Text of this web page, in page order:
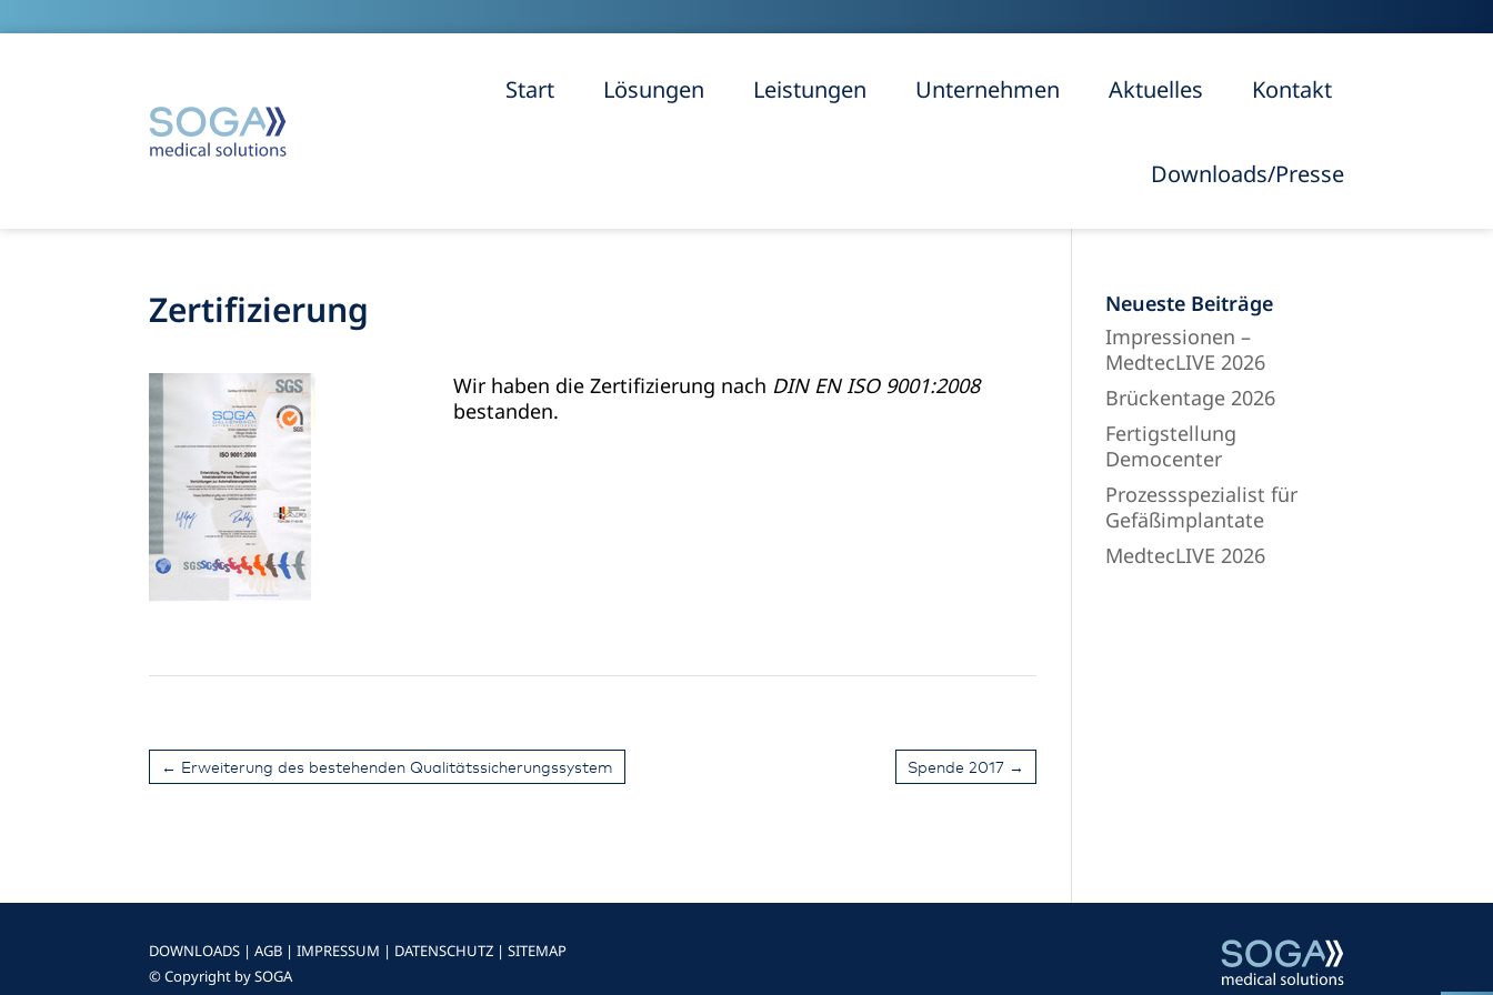
Start Lösungen Leistungen Unternehmen Aktuelles Kontakt
Downloads/Presse
Zertifizierung
Wir haben die Zertifizierung nach DIN EN ISO 9001:2008
bestanden.
← Erweiterung des bestehenden Qualitätssicherungssystem Spende 2017→
Neueste Beiträge
Impressionen –
MedtecLIVE 2026
Brückentage 2026
Fertigstellung
Democenter
Prozessspezialist für
Gefäßimplantate
MedtecLIVE 2026
DOWNLOADS |AGB |IMPRESSUM | DATENSCHUTZ |SITEMAP
© Copyright by SOGA